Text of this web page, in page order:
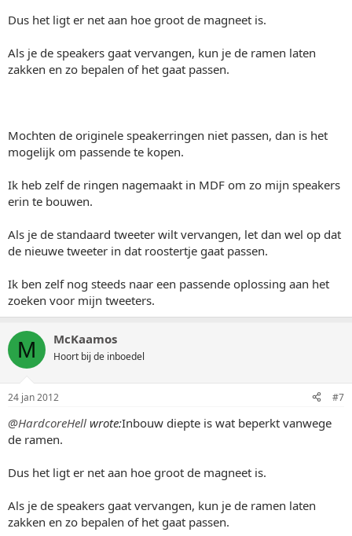
Dus het ligt er net aan hoe groot de magneet is.
Als je de speakers gaat vervangen, kun je de ramen laten
zakken en zo bepalen of het gaat passen.
Mochten de originele speakerringen niet passen, dan is het
mogelijk om passende te kopen.
Ik heb zelf de ringen nagemaakt in MDF om zo mijn speakers
erin te bouwen.
Als je de standaard tweeter wilt vervangen, let dan wel op dat
de nieuwe tweeter in dat roostertje gaat passen.
Ik ben zelf nog steeds naar een passende oplossing aan het
zoeken voor mijn tweeters.
M McKaamos
Hoort bij de inboedel
24 jan 2012 #7
@HardcoreHell wrote:Inbouw diepte is wat beperkt vanwege
de ramen.
Dus het ligt er net aan hoe groot de magneet is.
Als je de speakers gaat vervangen, kun je de ramen laten
zakken en zo bepalen of het gaat passen.